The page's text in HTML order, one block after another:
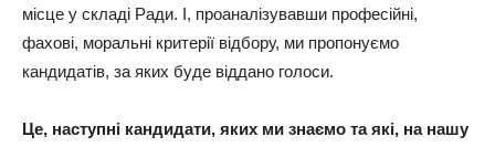
місце у складі Ради. І, проаналізувавши професійні,
фахові, моральні критерії відбору, ми пропонуємо
кандидатів, за яких буде віддано голоси.
Це, наступні кандидати, яких ми знаємо та які, на нашу